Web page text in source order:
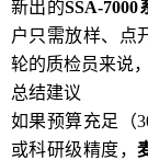
新出的SSA-7000
户只需放样、点
轮的质检员来说
总结建议
如果预算充足（
或科研级精度，